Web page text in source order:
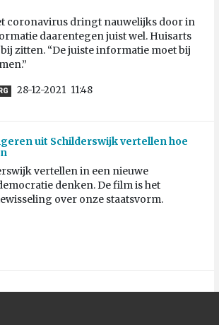
coronavirus dringt nauwelijks door in
daarentegen juist wel. Huisarts
zitten. “De juiste informatie moet bij
28-12-2021 11:48
uit Schilderswijk vertellen hoe
vertellen in een nieuwe
denken. De film is het
over onze staatsvorm.